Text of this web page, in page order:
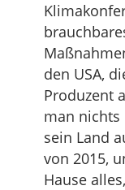
den USA,
Produzent
man
sein Land
von 2015,
Hause